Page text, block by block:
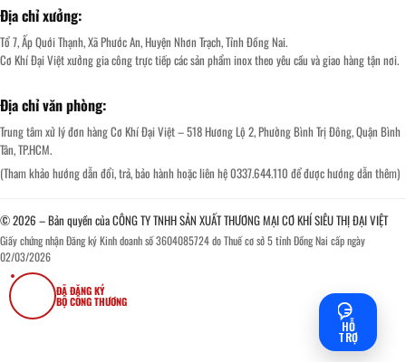
Địa chỉ xưởng:
Tổ 7, Ấp Quới Thạnh, Xã Phước An, Huyện Nhơn Trạch, Tỉnh Đồng Nai.
Cơ Khí Đại Việt xưởng gia công trực tiếp các sản phẩm inox theo yêu cầu và giao hàng tận nơi.
Địa chỉ văn phòng:
Trung tâm xử lý đơn hàng Cơ Khí Đại Việt – 518 Hương Lộ 2, Phường Bình Trị Đông, Quận Bình
Tân, TP.HCM.
(Tham khảo hướng dẫn đổi, trả, bảo hành hoặc liên hệ 0337.644.110 để được hướng dẫn thêm)
© 2026 – Bản quyền của CÔNG TY TNHH SẢN XUẤT THƯƠNG MẠI CƠ KHÍ SIÊU THỊ ĐẠI VIỆT
Giấy chứng nhận Đăng ký Kinh doanh số 3604085724 do Thuế cơ sở 5 tỉnh Đồng Nai cấp ngày
02/03/2026
ĐÃ ĐĂNG KÝ
BỘ CÔNG THƯƠNG
HỖ
TRỢ